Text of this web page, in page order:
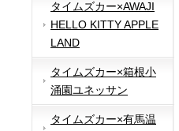
タイムズカー×AWAJI
HELLO KITTY APPLE
LAND
タイムズカー×箱根小
涌園ユネッサン
タイムズカー×有馬温